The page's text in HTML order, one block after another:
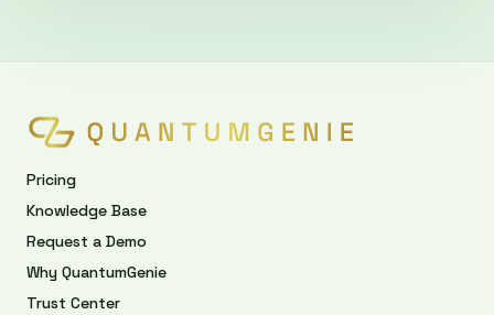
Pricing
Knowledge Base
Request a Demo
Why QuantumGenie
Trust Center